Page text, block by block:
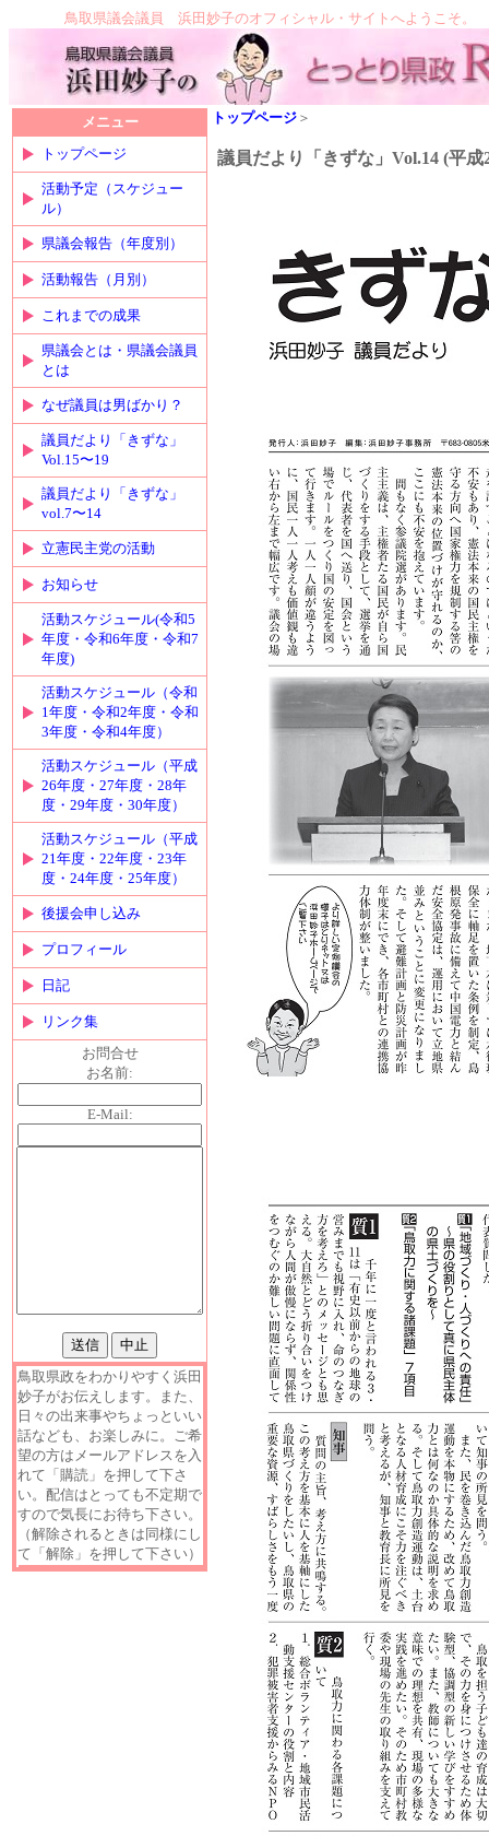
鳥取県議会議員 浜田妙子のオフィシャル・サイトへようこそ。
メニュー
トップページ
活動予定（スケジュー
ル）
県議会報告（年度別）
活動報告（月別）
これまでの成果
県議会とは・県議会議員
とは
なぜ議員は男ばかり？
議員だより「きずな」
Vol.15〜19
議員だより「きずな」
vol.7〜14
立憲民主党の活動
お知らせ
活動スケジュール(令和5
年度・令和6年度・令和7
年度)
活動スケジュール（令和
1年度・令和2年度・令和
3年度・令和4年度）
活動スケジュール（平成
26年度・27年度・28年
度・29年度・30年度）
活動スケジュール（平成
21年度・22年度・23年
度・24年度・25年度）
後援会申し込み
プロフィール
日記
リンク集
お問合せ
お名前:
E-Mail:
鳥取県政をわかりやすく浜田
妙子がお伝えします。また、
日々の出来事やちょっといい
話なども、お楽しみに。ご希
望の方はメールアドレスを入
れて「購読」を押して下さ
い。配信はとっても不定期で
すので気長にお待ち下さい。
（解除されるときは同様にし
て「解除」を押して下さい）
トップページ ＞
議員だより「きずな」Vol.14 (平成